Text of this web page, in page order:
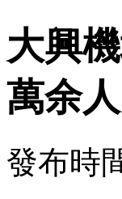
大興
萬余
發布時